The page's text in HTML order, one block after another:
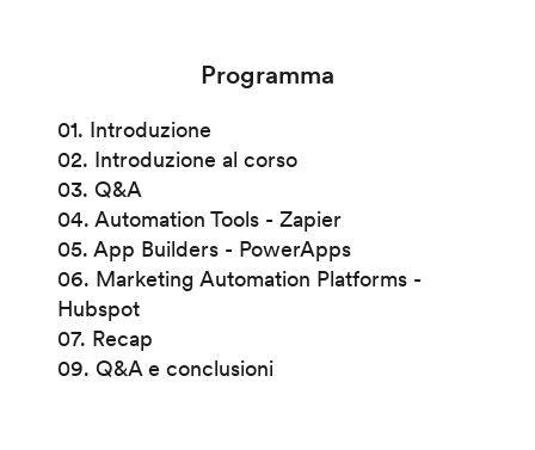
Programma
01. Introduzione
02. Introduzione al corso
03. Q&A
04. Automation Tools - Zapier
05. App Builders - PowerApps
06. Marketing Automation Platforms -
Hubspot
07. Recap
09. Q&A e conclusioni